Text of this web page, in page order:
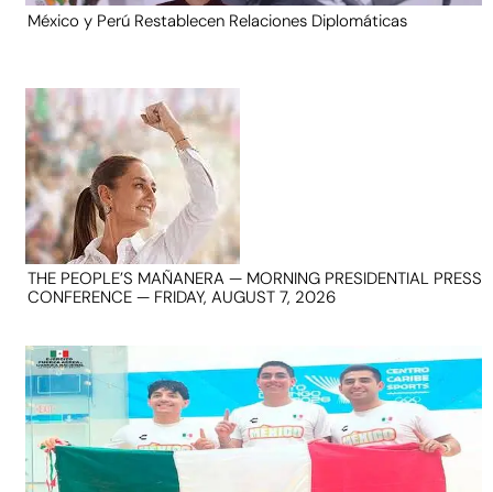
México y Perú Restablecen Relaciones Diplomáticas
THE PEOPLE’S MAÑANERA — MORNING PRESIDENTIAL PRESS
CONFERENCE — FRIDAY, AUGUST 7, 2026